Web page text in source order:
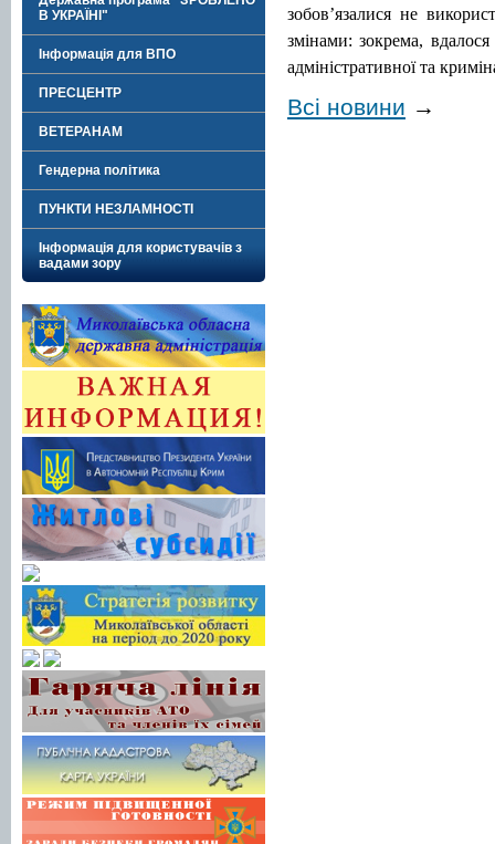
В УКРАЇНІ"
Інформація для ВПО
ПРЕСЦЕНТР
ВЕТЕРАНАМ
Гендерна політика
ПУНКТИ НЕЗЛАМНОСТІ
Інформація для користувачів з
вадами зору
зобов’язалися не
змінами: зокрема,
адміністративної та
Всі новини →